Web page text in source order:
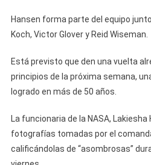
Hansen forma parte del equipo
Koch, Victor Glover y Reid Wiseman.
Está previsto que den una vuelta
principios de la próxima semana,
logrado en más de 50 años.
La funcionaria de la NASA, Lakiesha
fotografías tomadas por el
calificándolas de “asombrosas”